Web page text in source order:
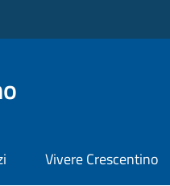
Vivere Crescentino